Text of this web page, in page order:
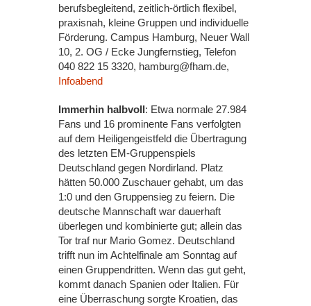
berufsbegleitend, zeitlich-örtlich flexibel,
praxisnah, kleine Gruppen und individuelle
Förderung. Campus Hamburg, Neuer Wall
10, 2. OG / Ecke Jungfernstieg, Telefon
040 822 15 3320, hamburg@fham.de,
Infoabend
Immerhin halbvoll: Etwa normale 27.984
Fans und 16 prominente Fans verfolgten
auf dem Heiligengeistfeld die Übertragung
des letzten EM-Gruppenspiels
Deutschland gegen Nordirland. Platz
hätten 50.000 Zuschauer gehabt, um das
1:0 und den Gruppensieg zu feiern. Die
deutsche Mannschaft war dauerhaft
überlegen und kombinierte gut; allein das
Tor traf nur Mario Gomez. Deutschland
trifft nun im Achtelfinale am Sonntag auf
einen Gruppendritten. Wenn das gut geht,
kommt danach Spanien oder Italien. Für
eine Überraschung sorgte Kroatien, das